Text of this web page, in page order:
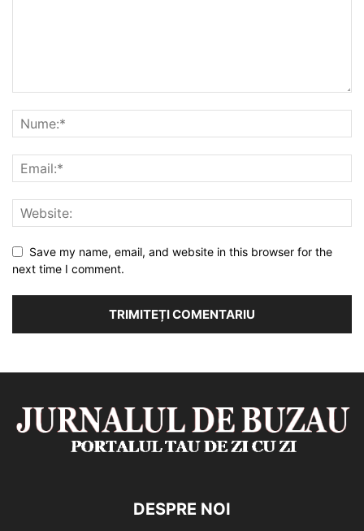
Save my name, email, and website in this browser for the
next time I comment.
DESPRE NOI